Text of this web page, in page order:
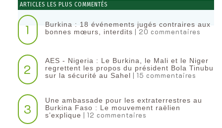
ARTICLES LES PLUS COMMENTÉS
1
Burkina : 18 événements jugés contraires aux
bonnes mœurs, interdits | 20 commentaires
2
AES - Nigeria : Le Burkina, le Mali et le Niger
regrettent les propos du président Bola Tinubu
sur la sécurité au Sahel | 15 commentaires
3
Une ambassade pour les extraterrestres au
Burkina Faso : Le mouvement raëlien
s’explique | 12 commentaires